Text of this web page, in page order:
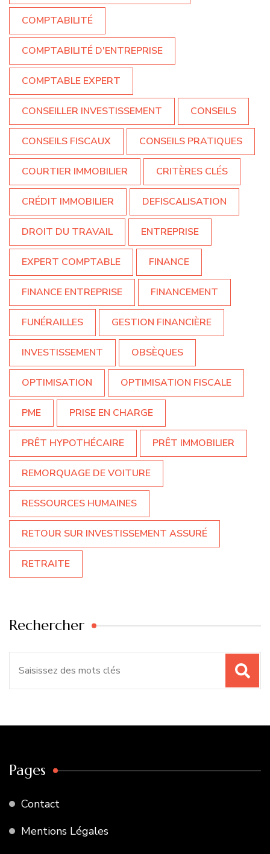
COMPTABILITÉ
COMPTABILITÉ D'ENTREPRISE
COMPTABLE EXPERT
CONSEILLER INVESTISSEMENT CONSEILS
CONSEILS FISCAUX CONSEILS PRATIQUES
COURTIER IMMOBILIER CRITÈRES CLÉS
CRÉDIT IMMOBILIER DEFISCALISATION
DROIT DU TRAVAIL ENTREPRISE
EXPERT COMPTABLE FINANCE
FINANCE ENTREPRISE FINANCEMENT
FUNÉRAILLES GESTION FINANCIÈRE
INVESTISSEMENT OBSÈQUES
OPTIMISATION OPTIMISATION FISCALE
PME PRISE EN CHARGE
PRÊT HYPOTHÉCAIRE PRÊT IMMOBILIER
REMORQUAGE DE VOITURE
RESSOURCES HUMAINES
RETOUR SUR INVESTISSEMENT ASSURÉ
RETRAITE
Rechercher
Pages
Contact
Mentions Légales